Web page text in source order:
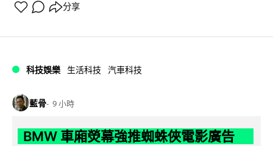
分享
科技娛樂 生活科技 汽車科技
藍骨 9 小時
BMW 車廂熒幕強推蜘蛛俠電影廣告